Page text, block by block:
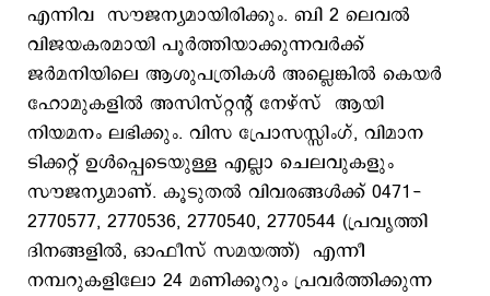
എന്നിവ സൗജന്യമായിരിക്കും. ബി 2 ലെവൽ
വിജയകരമായി പൂർത്തിയാക്കുന്നവർക്ക്
ജർമനിയിലെ ആശുപത്രികൾ അല്ലെങ്കിൽ കെയർ
ഹോമുകളില്‍ അസിസ്റ്റന്റ് നേഴ്സ് ആയി
നിയമനം ലഭിക്കും. വിസ പ്രോസസ്സിംഗ്, വിമാന
ടിക്കറ്റ് ഉൾപ്പെടെയുള്ള എല്ലാ ചെലവുകളും
സൗജന്യമാണ്. കൂടുതൽ വിവരങ്ങൾക്ക് 0471-
2770577, 2770536, 2770540, 2770544 (പ്രവൃത്തി
ദിനങ്ങളില്‍, ഓഫീസ് സമയത്ത്) എന്നീ
നമ്പറുകളിലോ 24 മണിക്കൂറും പ്രവര്‍ത്തിക്കുന്ന